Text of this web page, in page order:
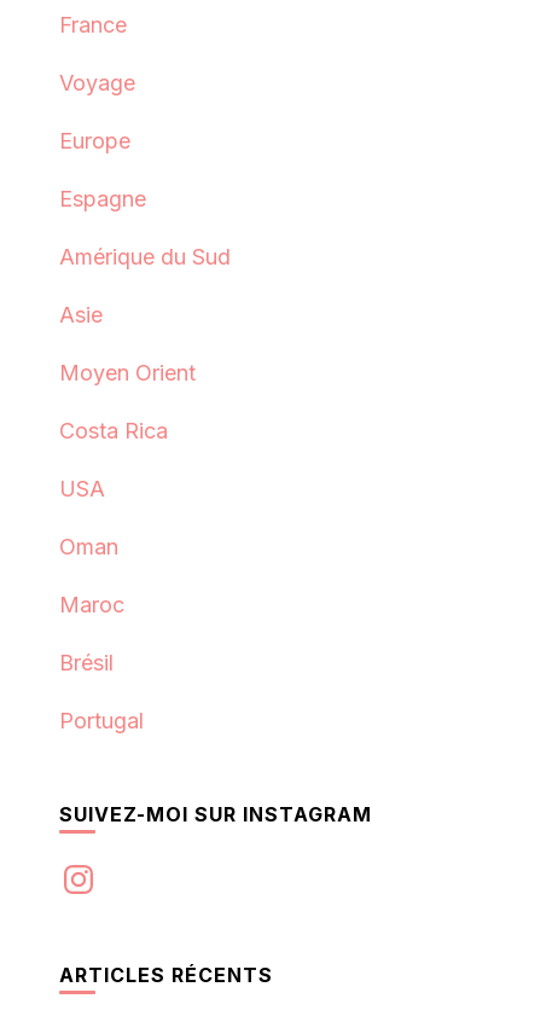
France
Voyage
Europe
Espagne
Amérique du Sud
Asie
Moyen Orient
Costa Rica
USA
Oman
Maroc
Brésil
Portugal
SUIVEZ-MOI SUR INSTAGRAM
Instagram
ARTICLES RÉCENTS